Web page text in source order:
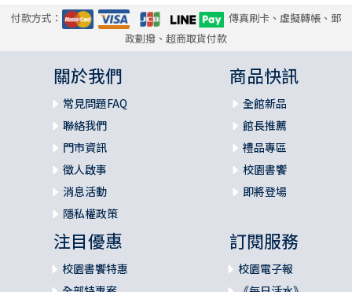
付款方式：
傳真刷卡、虛擬轉帳、郵
政劃撥、超商取貨付款
關於我們
常見問題FAQ
聯絡我們
門市資訊
徵人啟事
消息活動
隱私權政策
商品快訊
全館新品
館長推薦
禮品專區
校園書饗
即將登場
注目優惠
校園書饗特惠
訂閱服務
校園電子報